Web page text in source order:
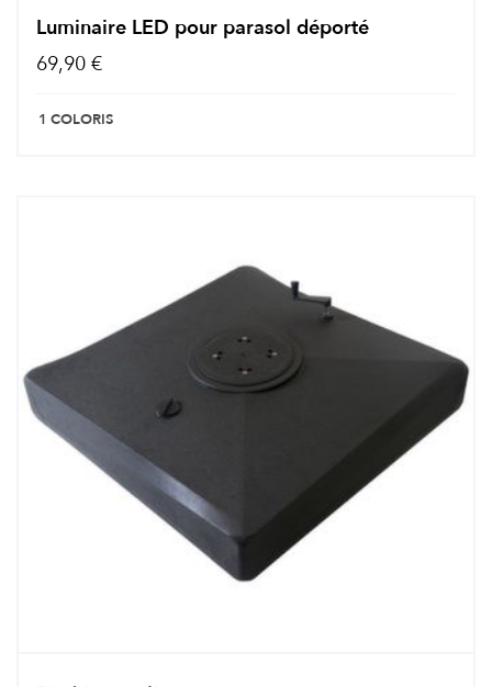
Luminaire LED pour parasol déporté
69,90 €
1 COLORIS